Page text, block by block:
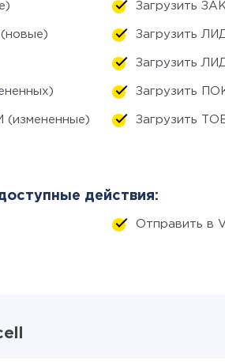
Загрузить
Загрузить
Загрузить
Загрузить
Загрузить
действия:
Отправить в